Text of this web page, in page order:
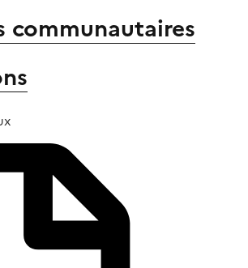
communautaires